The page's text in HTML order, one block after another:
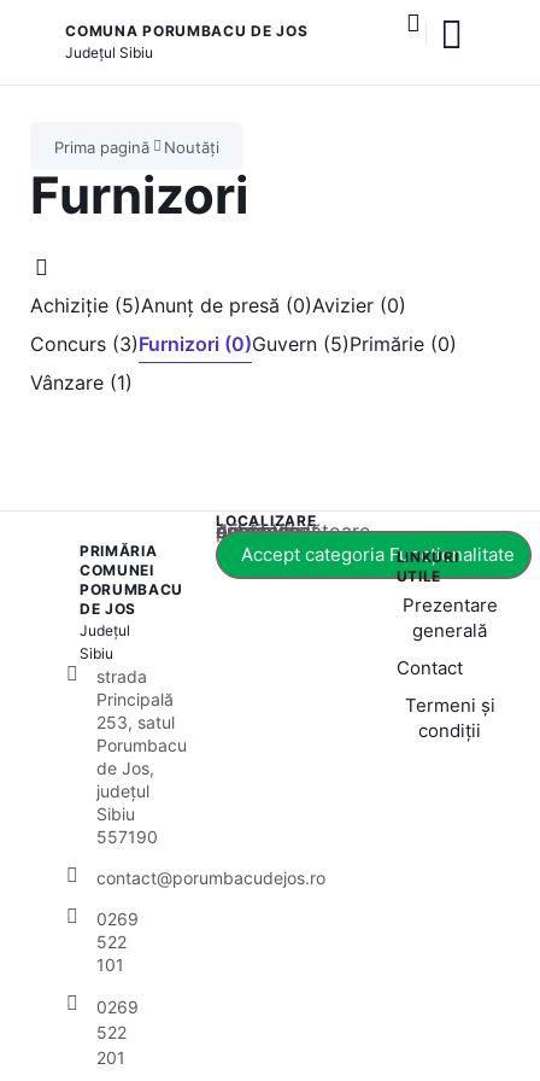
COMUNA PORUMBACU DE JOS
JudețulSibiu
Prima pagină Noutăți
Furnizori
Achiziție (5)Anunț de presă (0)Avizier (0)
Concurs (3)Furnizori (0)Guvern (5)Primărie (0)
Vânzare (1)
PRIMĂRIA
COMUNEI
PORUMBACU
DE JOS
Județul
Sibiu
strada
Principală
253, satul
Porumbacu
de Jos,
județul
Sibiu
557190
contact@porumbacudejos.ro
0269
522
101
0269
522
201
LOCALIZARE
Acest conținut este blocat până când acceptați categoria corespunzătoare de cookie-uri.
Accept categoria Funcționalitate
LINKURI
UTILE
Prezentare
generală
Contact
Termeni și
condiții